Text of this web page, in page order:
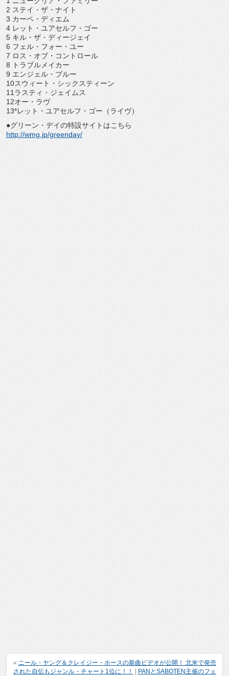
2 ステイ・ザ・ナイト
3 カーペ・ディエム
4 レット・ユアセルフ・ゴー
5 キル・ザ・ディージェイ
6 フェル・フォー・ユー
7 ロス・オブ・コントロール
8 トラブルメイカー
9 エンジェル・ブルー
10スウィート・シックスティーン
11ラスティ・ジェイムス
12オー・ラヴ
13*レット・ユアセルフ・ゴー（ライヴ）
●グリーン・デイの特設サイトはこちら
http://wmg.jp/greenday/
« ニール・ヤング＆クレイジー・ホースの新曲ビデオが公開！ 北米で発売
された自伝もジャンル・チャート1位に！！
PANとSABOTEN主催のフェ